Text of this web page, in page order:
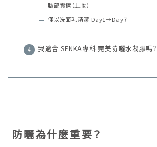
臉部實擦（上妝）
僅以洗面乳清潔 Day1→Day7
我適合 SENKA專科 完美防曬水凝膠嗎？
防曬為什麼重要？